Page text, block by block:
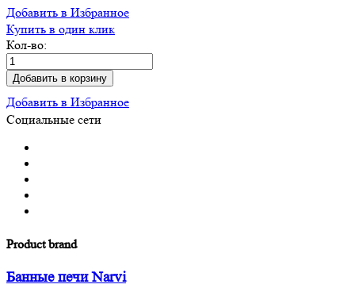
Добавить в Избранное
Купить в один клик
Кол-во:
Добавить в корзину
Добавить в Избранное
Социальные сети
Product brand
Банные печи Narvi